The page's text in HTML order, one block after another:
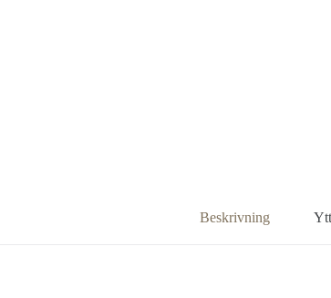
Beskrivning